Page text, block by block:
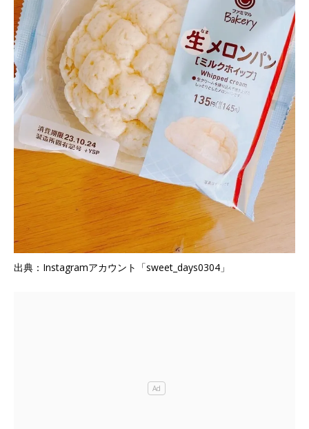
出典：Instagramアカウント「sweet_days0304」